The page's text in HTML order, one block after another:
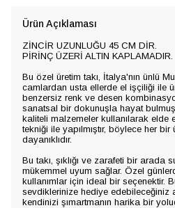
Ürün Açıklaması
ZİNCİR UZUNLUĞU 45 CM DİR.
PİRİNÇ ÜZERİ ALTIN KAPLAMADIR.
Bu özel üretim takı, İtalya'nın ünlü
camlardan usta ellerde el işçiliği ile
benzersiz renk ve desen
sanatsal bir dokunuşla hayat
kaliteli malzemeler kullanılarak elde
tekniği ile yapılmıştır, böylece her
dayanıklıdır.
Bu takı, şıklığı ve zarafeti bir arada
mükemmel uyum sağlar. Özel
kullanımlar için ideal bir seçenektir.
sevdiklerinize hediye edebileceğiniz
kendinizi şımartmanın harika bir